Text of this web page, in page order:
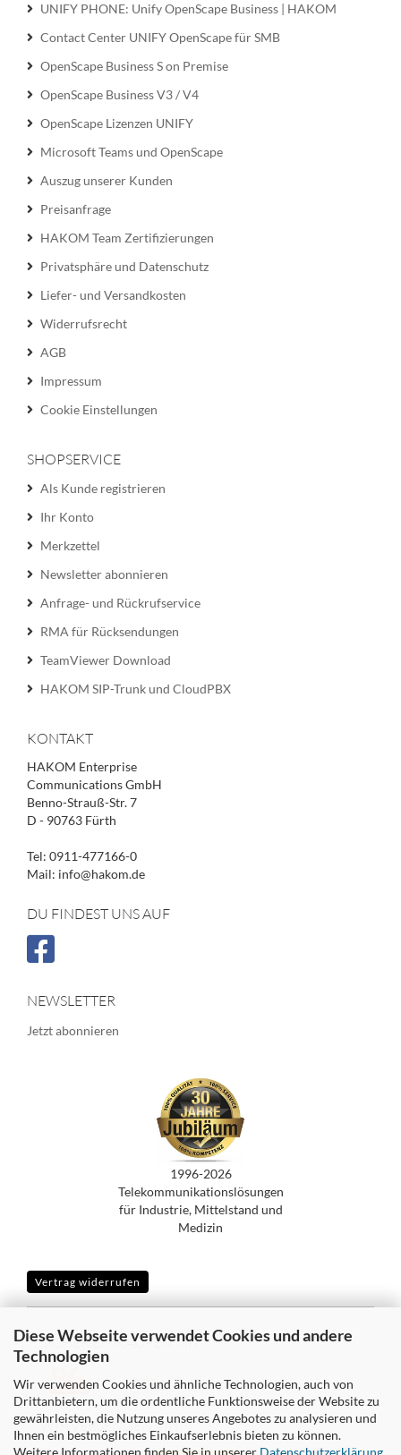
Diese Webseite verwendet Cookies und andere
Technologien
Wir verwenden Cookies und ähnliche Technologien, auch von
Drittanbietern, um die ordentliche Funktionsweise der Website zu
gewährleisten, die Nutzung unseres Angebotes zu analysieren und
Ihnen ein bestmögliches Einkaufserlebnis bieten zu können.
Weitere Informationen finden Sie in unserer Datenschutzerklärung
UNIFY PHONE: Unify OpenScape Business | HAKOM
Contact Center UNIFY OpenScape für SMB
OpenScape Business S on Premise
OpenScape Business V3 / V4
OpenScape Lizenzen UNIFY
Microsoft Teams und OpenScape
Auszug unserer Kunden
Preisanfrage
HAKOM Team Zertifizierungen
Privatsphäre und Datenschutz
Liefer- und Versandkosten
Widerrufsrecht
AGB
Impressum
Cookie Einstellungen
SHOPSERVICE
Als Kunde registrieren
Ihr Konto
Merkzettel
Newsletter abonnieren
Anfrage- und Rückrufservice
RMA für Rücksendungen
TeamViewer Download
HAKOM SIP-Trunk und CloudPBX
KONTAKT
HAKOM Enterprise
Communications GmbH
Benno-Strauß-Str. 7
D - 90763 Fürth
Tel: 0911-477166-0
Mail: info@hakom.de
DU FINDEST UNS AUF
NEWSLETTER
Jetzt abonnieren
1996-2026
Telekommunikationslösungen
für Industrie, Mittelstand und
Medizin
Vertrag widerrufen
SICHER EINKAUFEN MIT
WIR VERSENDEN MIT